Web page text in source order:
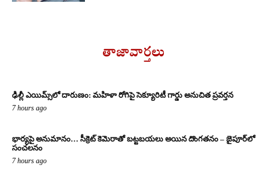
తాజావార్తలు
ఢిల్లీ ఎయిమ్స్‌లో దారుణం: మహిళా రోగిపై సెక్యూరిటీ గార్డు అనుచిత ప్రవర్తన
7 hours ago
భార్యపై అనుమానం… సీక్రెట్ కెమెరాతో బట్టబయలు అయిన దొంగతనం – జైపూర్‌లో
సంచలనం
7 hours ago